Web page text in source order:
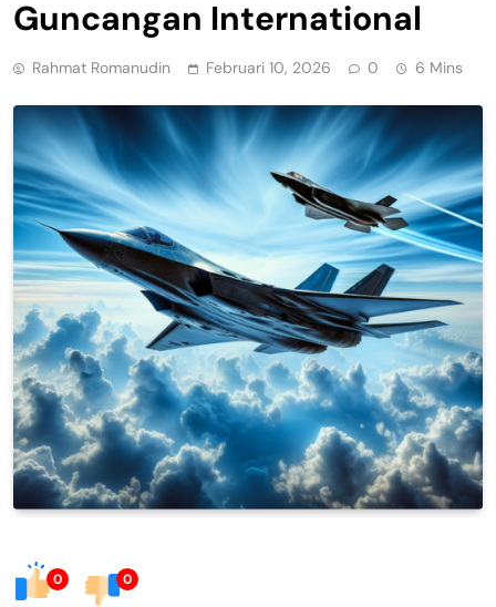
Guncangan International
Rahmat Romanudin Februari 10, 2026 0 6 Mins
0 0